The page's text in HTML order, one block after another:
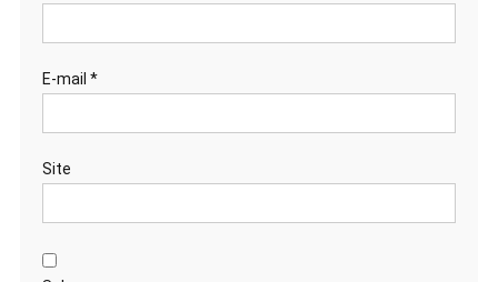
E-mail *
Site